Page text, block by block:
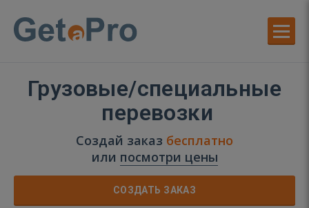
Грузовые/специальные
перевозки
Создай заказ бесплатно
или посмотри цены
СОЗДАТЬ ЗАКАЗ